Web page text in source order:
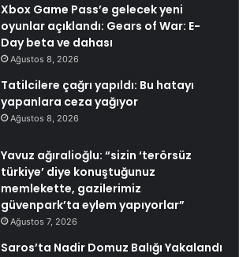
Xbox Game Pass’e gelecek yeni
oyunlar açıklandı: Gears of War: E-
Day beta ve dahası
Ağustos 8, 2026
Tatilcilere çağrı yapıldı: Bu hatayı
yapanlara ceza yağıyor
Ağustos 8, 2026
Yavuz ağıralioğlu: “sizin ‘terörsüz
türkiye’ diye konuştuğunuz
memlekette, gazilerimiz
güvenpark’ta eylem yapıyorlar”
Ağustos 7, 2026
Saros’ta Nadir Domuz Balığı Yakalandı